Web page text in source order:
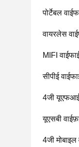
पोर्टेबल
वायरलेस
MIFI
सीपीई
4जी यूएफआई
यूएसबी
4जी मोबाइल